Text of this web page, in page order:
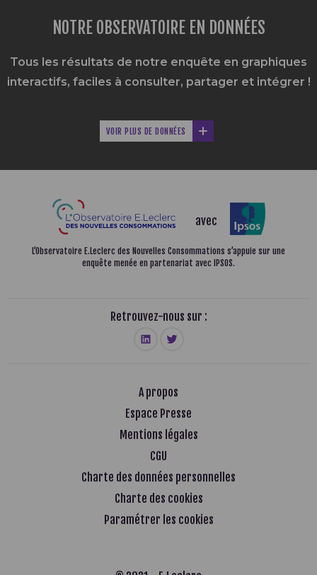
NOTRE OBSERVATOIRE EN DONNÉES
Tous les résultats de notre enquête en graphiques
interactifs, faciles à consulter, partager et intégrer !
VOIR PLUS DE DONNÉES
avec
L’Observatoire E.Leclerc des Nouvelles Consommations s’appuie sur une
enquête menée en partenariat avec IPSOS.
Retrouvez-nous sur :
A propos
Espace Presse
Mentions légales
CGU
Charte des données personnelles
Charte des cookies
Paramétrer les cookies